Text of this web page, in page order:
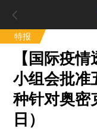
特报
【国际疫
小组会批准
种针对奥密
日）